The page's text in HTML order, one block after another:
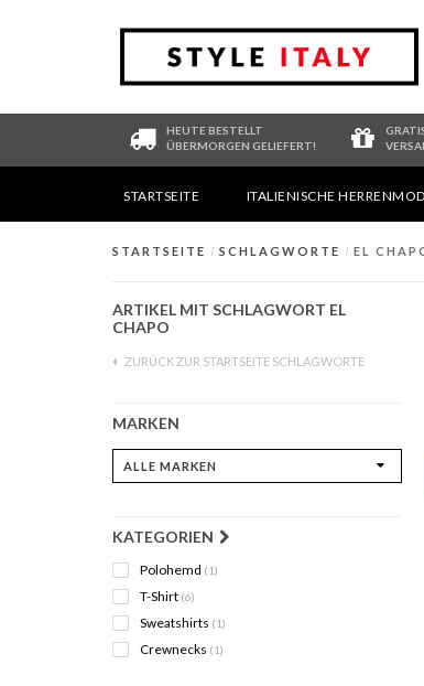
HEUTE BESTELLT
ÜBERMORGEN GELIEFERT!
STARTSEITE ITALIENISCHE
STARTSEITE / SCHLAGWORTE / EL
ARTIKEL MIT SCHLAGWORT EL
CHAPO
ZURÜCK ZUR STARTSEITE SCHLAGWORTE
MARKEN
KATEGORIEN
Polohemd (1)
T-Shirt (6)
Sweatshirts (1)
Crewnecks (1)